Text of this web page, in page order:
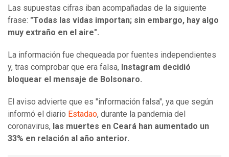
Las supuestas cifras iban acompañadas de la siguiente
frase: "Todas las vidas importan; sin embargo, hay algo
muy extraño en el aire".
La información fue chequeada por fuentes independientes
y, tras comprobar que era falsa, Instagram decidió
bloquear el mensaje de Bolsonaro.
El aviso advierte que es "información falsa", ya que según
informó el diario Estadao, durante la pandemia del
coronavirus, las muertes en Ceará han aumentado un
33% en relación al año anterior.